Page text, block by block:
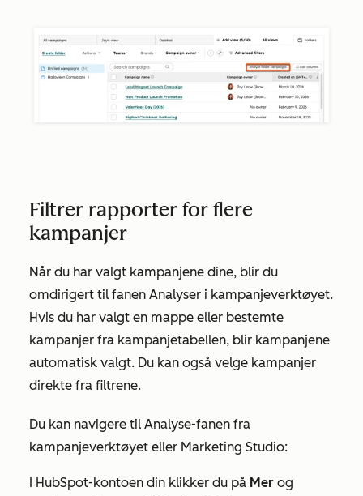
Filtrer rapporter for flere
kampanjer
Når du har valgt kampanjene dine, blir du
omdirigert til fanen Analyser i kampanjeverktøyet.
Hvis du har valgt en mappe eller bestemte
kampanjer fra kampanjetabellen, blir kampanjene
automatisk valgt. Du kan også velge kampanjer
direkte fra filtrene.
Du kan navigere til Analyse-fanen fra
kampanjeverktøyet eller Marketing Studio:
I HubSpot-kontoen din klikker du på Mer og